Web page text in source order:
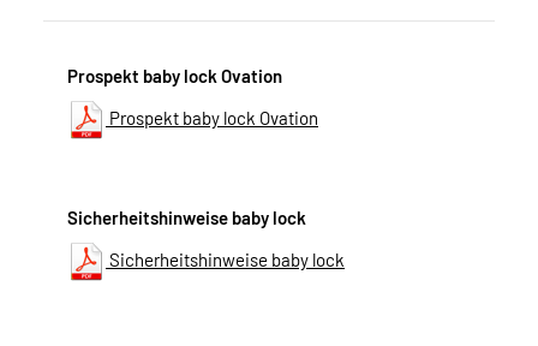
Prospekt baby lock Ovation
Prospekt baby lock Ovation
Sicherheitshinweise baby lock
Sicherheitshinweise baby lock